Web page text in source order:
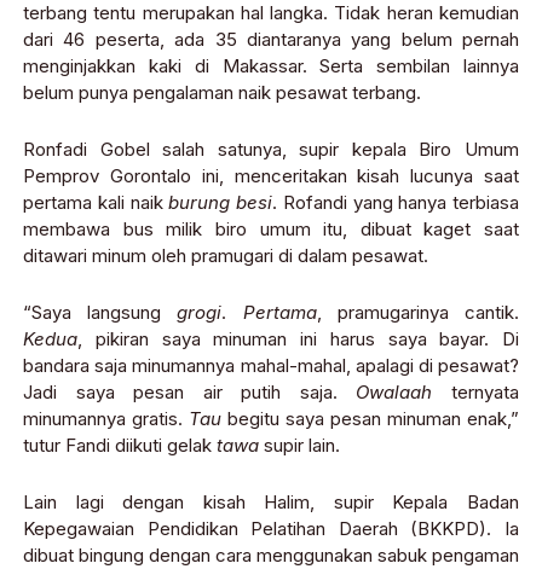
terbang tentu merupakan hal langka. Tidak heran kemudian
dari 46 peserta, ada 35 diantaranya yang belum pernah
menginjakkan kaki di Makassar. Serta sembilan lainnya
belum punya pengalaman naik pesawat terbang.
Ronfadi Gobel salah satunya, supir kepala Biro Umum
Pemprov Gorontalo ini, menceritakan kisah lucunya saat
pertama kali naikburung besi. Rofandi yang hanya terbiasa
membawa bus milik biro umum itu, dibuat kaget saat
ditawari minum oleh pramugari di dalam pesawat.
“Saya langsunggrogi. Pertama, pramugarinya cantik.
Kedua, pikiran saya minuman ini harus saya bayar. Di
bandara saja minumannya mahal-mahal, apalagi di pesawat?
Jadi saya pesan air putih saja. Owalaah ternyata
minumannya gratis. Tau begitu saya pesan minuman enak,”
tutur Fandi diikuti gelak tawa supir lain.
Lain lagi dengan kisah Halim, supir Kepala Badan
Kepegawaian Pendidikan Pelatihan Daerah (BKKPD). Ia
dibuat bingung dengan cara menggunakan sabuk pengaman